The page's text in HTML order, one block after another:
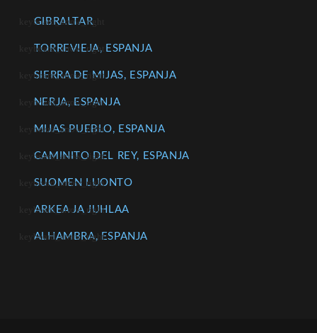
GIBRALTAR
TORREVIEJA, ESPANJA
SIERRA DE MIJAS, ESPANJA
NERJA, ESPANJA
MIJAS PUEBLO, ESPANJA
CAMINITO DEL REY, ESPANJA
SUOMEN LUONTO
ARKEA JA JUHLAA
ALHAMBRA, ESPANJA